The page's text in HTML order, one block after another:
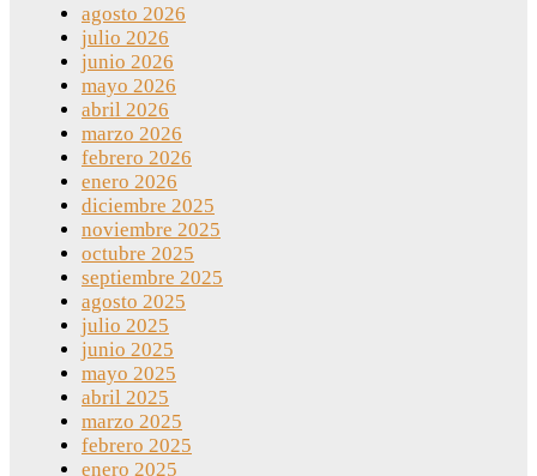
agosto 2026
julio 2026
junio 2026
mayo 2026
abril 2026
marzo 2026
febrero 2026
enero 2026
diciembre 2025
noviembre 2025
octubre 2025
septiembre 2025
agosto 2025
julio 2025
junio 2025
mayo 2025
abril 2025
marzo 2025
febrero 2025
enero 2025